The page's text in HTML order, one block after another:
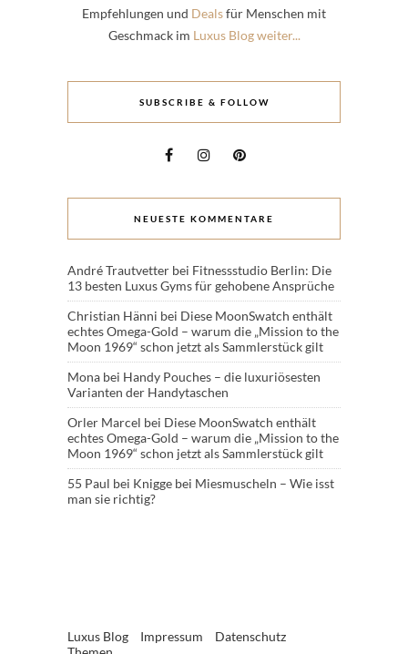
Empfehlungen und Dealsfür Menschen mit
Geschmack im Luxus Blog weiter...
SUBSCRIBE & FOLLOW
NEUESTE KOMMENTARE
André Trautvetter bei Fitnessstudio Berlin: Die
13 besten Luxus Gyms für gehobene Ansprüche
Christian Hänni bei Diese MoonSwatch enthält
echtes Omega-Gold – warum die „Mission to the
Moon 1969“ schon jetzt als Sammlerstück gilt
Mona bei Handy Pouches – die luxuriösesten
Varianten der Handytaschen
Orler Marcel bei Diese MoonSwatch enthält
echtes Omega-Gold – warum die „Mission to the
Moon 1969“ schon jetzt als Sammlerstück gilt
55 Paul bei Knigge bei Miesmuscheln – Wie isst
man sie richtig?
Luxus Blog Impressum
Datenschutz